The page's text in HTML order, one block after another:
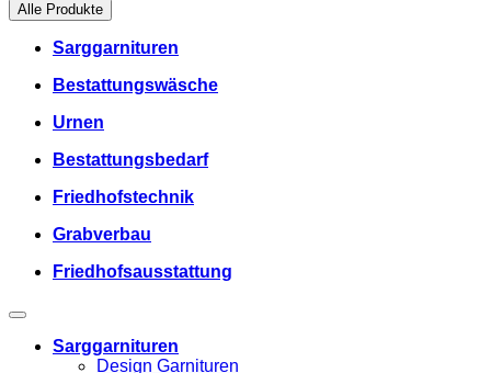
Alle Produkte
Sarggarnituren
Bestattungswäsche
Urnen
Bestattungsbedarf
Friedhofstechnik
Grabverbau
Friedhofsausstattung
Sarggarnituren
Design Garnituren